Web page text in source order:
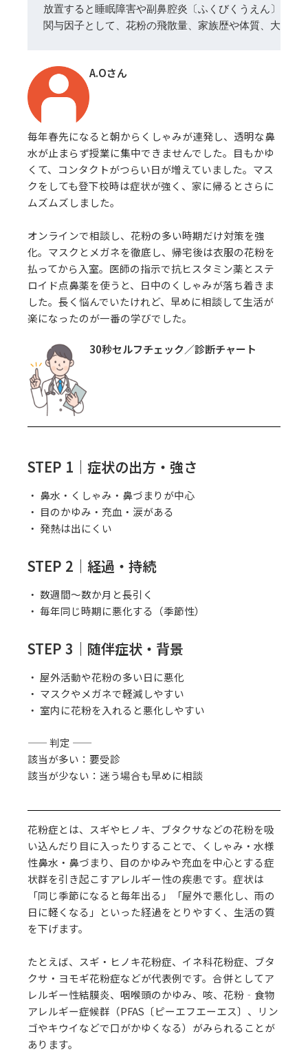
放置すると睡眠障害や副鼻腔炎〔ふくびくうえん〕、
関与因子として、花粉の飛散量、家族歴や体質、大気
A.Oさん
毎年春先になると朝からくしゃみが連発し、透明な鼻
水が止まらず授業に集中できませんでした。目もかゆ
くて、コンタクトがつらい日が増えていました。マス
クをしても登下校時は症状が強く、家に帰るとさらに
ムズムズしました。
オンラインで相談し、花粉の多い時期だけ対策を強
化。マスクとメガネを徹底し、帰宅後は衣服の花粉を
払ってから入室。医師の指示で抗ヒスタミン薬とステ
ロイド点鼻薬を使うと、日中のくしゃみが落ち着きま
した。長く悩んでいたけれど、早めに相談して生活が
楽になったのが一番の学びでした。
30秒セルフチェック／診断チャート
STEP 1｜症状の出方・強さ
・ 鼻水・くしゃみ・鼻づまりが中心
・ 目のかゆみ・充血・涙がある
・ 発熱は出にくい
STEP 2｜経過・持続
・ 数週間〜数か月と長引く
・ 毎年同じ時期に悪化する（季節性）
STEP 3｜随伴症状・背景
・ 屋外活動や花粉の多い日に悪化
・ マスクやメガネで軽減しやすい
・ 室内に花粉を入れると悪化しやすい
—— 判定 ——
該当が多い：要受診
該当が少ない：迷う場合も早めに相談
花粉症とは、スギやヒノキ、ブタクサなどの花粉を吸
い込んだり目に入ったりすることで、くしゃみ・水様
性鼻水・鼻づまり、目のかゆみや充血を中心とする症
状群を引き起こすアレルギー性の疾患です。症状は
「同じ季節になると毎年出る」「屋外で悪化し、雨の
日に軽くなる」といった経過をとりやすく、生活の質
を下げます。
たとえば、スギ・ヒノキ花粉症、イネ科花粉症、ブタ
クサ・ヨモギ花粉症などが代表例です。合併としてア
レルギー性結膜炎、咽喉頭のかゆみ、咳、花粉‐食物
アレルギー症候群（PFAS〔ピーエフエーエス〕、リン
ゴやキウイなどで口がかゆくなる）がみられることが
あります。